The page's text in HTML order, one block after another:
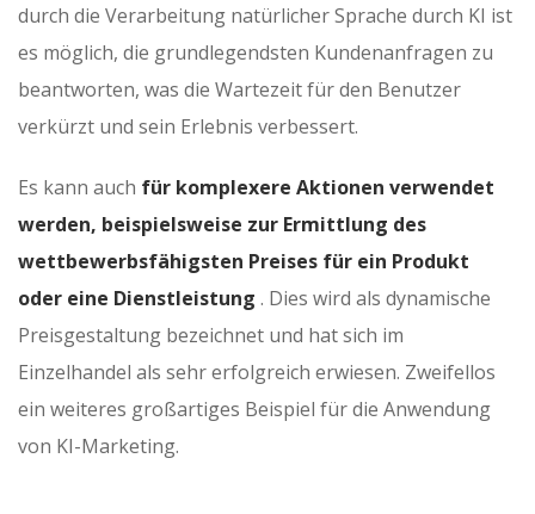
durch die Verarbeitung natürlicher Sprache durch KI ist
es möglich, die grundlegendsten Kundenanfragen zu
beantworten, was die Wartezeit für den Benutzer
verkürzt und sein Erlebnis verbessert.
Es kann auch für komplexere Aktionen verwendet
werden, beispielsweise zur Ermittlung des
wettbewerbsfähigsten Preises für ein Produkt
oder eine Dienstleistung . Dies wird als dynamische
Preisgestaltung bezeichnet und hat sich im
Einzelhandel als sehr erfolgreich erwiesen. Zweifellos
ein weiteres großartiges Beispiel für die Anwendung
von KI-Marketing.